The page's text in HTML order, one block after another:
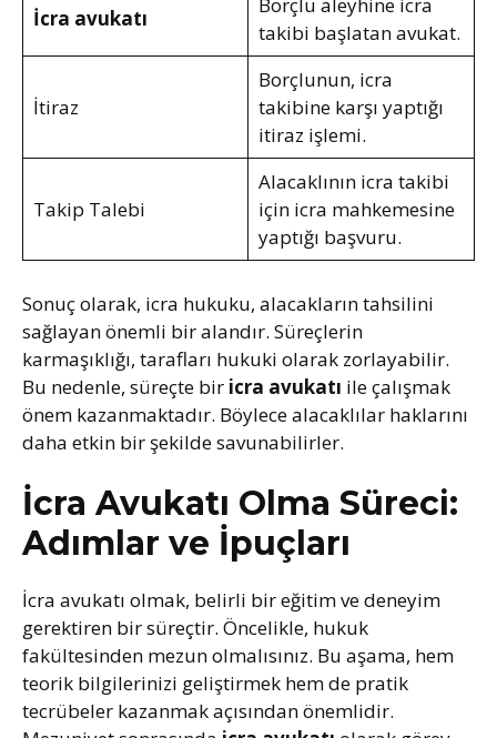
İcra avukatı
takibi başlatan avukat.
İtiraz
Borçlunun, icra
takibine karşı yaptığı
itiraz işlemi.
Takip Talebi
Alacaklının icra takibi
için icra mahkemesine
yaptığı başvuru.
Sonuç olarak, icra hukuku, alacakların tahsilini
sağlayan önemli bir alandır. Süreçlerin
karmaşıklığı, tarafları hukuki olarak zorlayabilir.
Bu nedenle, süreçte bir icra avukatı ile çalışmak
önem kazanmaktadır. Böylece alacaklılar haklarını
daha etkin bir şekilde savunabilirler.
İcra Avukatı Olma Süreci:
Adımlar ve İpuçları
İcra avukatı olmak, belirli bir eğitim ve deneyim
gerektiren bir süreçtir. Öncelikle, hukuk
fakültesinden mezun olmalısınız. Bu aşama, hem
teorik bilgilerinizi geliştirmek hem de pratik
tecrübeler kazanmak açısından önemlidir.